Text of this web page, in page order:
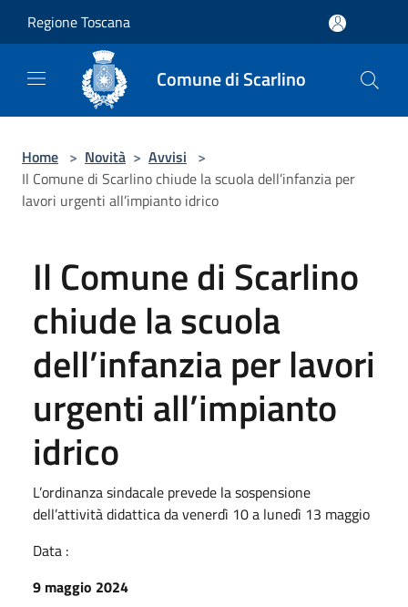
Regione Toscana
Comune di Scarlino
Home > Novità > Avvisi >
Il Comune di Scarlino chiude la scuola dell’infanzia per
lavori urgenti all’impianto idrico
Il Comune di Scarlino
chiude la scuola
dell’infanzia per lavori
urgenti all’impianto
idrico
L’ordinanza sindacale prevede la sospensione
dell’attività didattica da venerdì 10 a lunedì 13 maggio
Data :
9 maggio 2024